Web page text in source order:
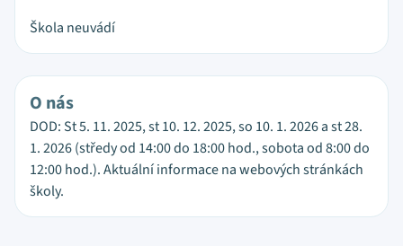
Škola neuvádí
O nás
DOD: St 5. 11. 2025, st 10. 12. 2025, so 10. 1. 2026 a st 28.
1. 2026 (středy od 14:00 do 18:00 hod., sobota od 8:00 do
12:00 hod.). Aktuální informace na webových stránkách
školy.